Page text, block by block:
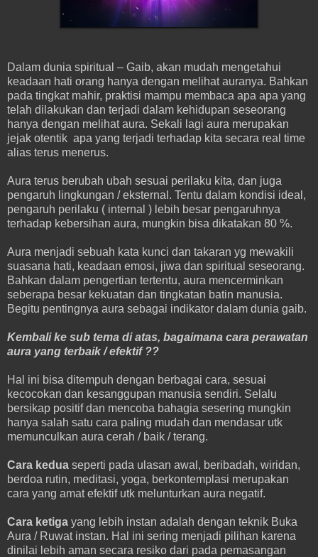
Dalam dunia spiritual – Gaib, akan mudah mengetahui
keadaan hati orang hanya dengan melihat auranya. Bahkan
pada tingkat mahir, praktisi mampu membaca apa apa yang
telah dilakukan dan terjadi dalam kehidupan seseorang
hanya dengan melihat aura. Sekali lagi aura merupakan
jejak otentik apa yang terjadi terhadap kita secara real time
alias terus menerus.
Aura terus berubah ubah sesuai perilaku kita, dan juga
pengaruh lingkungan / eksternal. Tentu dalam kondisi ideal,
pengaruh perilaku ( internal ) lebih besar pengaruhnya
terhadap kebersihan aura, mungkin bisa dikatakan 80 %.
Aura menjadi sebuah kata kunci dan takaran yg mewakili
suasana hati, keadaan emosi, jiwa dan spiritual seseorang.
Bahkan dalam pengertian tertentu, aura mencerminkan
seberapa besar kekuatan dan tingkatan batin manusia.
Begitu pentingnya aura sebagai indikator dalam dunia gaib.
Kembali ke sub tema di atas, bagaimana cara perawatan
aura yang terbaik / efektif ??
Hal ini bisa ditempuh dengan berbagai cara, sesuai
kecocokan dan kesanggupan manusia sendiri. Selalu
bersikap positif dan mencoba bahagia sesering mungkin
hanya salah satu cara paling mudah dan mendasar utk
memunculkan aura cerah / baik / terang.
Cara kedua seperti pada ulasan awal, beribadah, wiridan,
berdoa rutin, meditasi, yoga, berkontemplasi merupakan
cara yang amat efektif utk melunturkan aura negatif.
Cara ketiga yang lebih instan adalah dengan teknik Buka
Aura / Ruwat instan. Hal ini sering menjadi pilihan karena
dinilai lebih aman secara resiko dari pada pemasangan